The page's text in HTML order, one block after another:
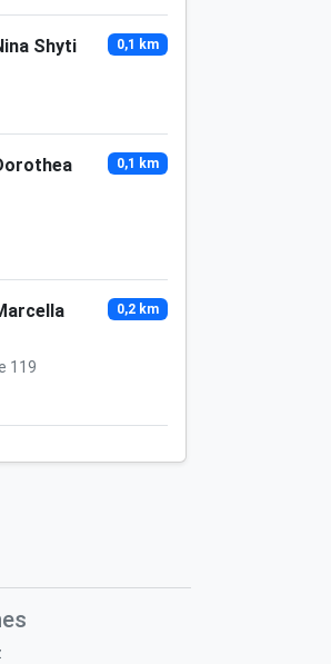
Shyti 0,1 km
0,1 km
119
0,2 km